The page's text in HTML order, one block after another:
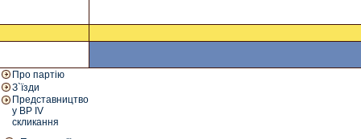
Про партію
З`їзди
Представництво
у ВР IV
скликання